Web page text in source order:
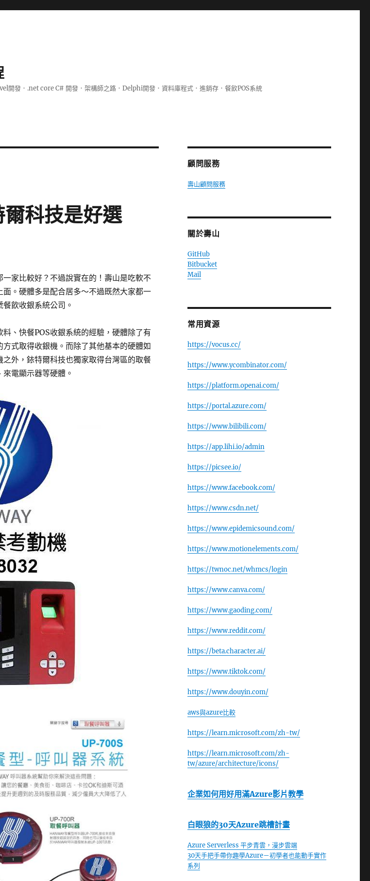
發．.net core C# 開發．架構師之路．Delphi開發．資料庫程式．進銷存．餐飲POS系統
科技是好選
家比較好？不過說實在的！壽山是吃軟不
。硬體多是配合居多～不過既然大家都一
飲收銀系統公司。
、快餐POS收銀系統的經驗，硬體除了有
式取得收銀機。而除了其他基本的硬體如
外，銥特爾科技也獨家取得台灣區的取餐
電顯示器等硬體。
顧問服務
壽山顧問服務
關於壽山
GitHub
Bitbucket
Mail
常用資源
https://vocus.cc/
https://www.ycombinator.com/
https://platform.openai.com/
https://portal.azure.com/
https://www.bilibili.com/
https://app.lihi.io/admin
https://picsee.io/
https://www.facebook.com/
https://www.csdn.net/
https://www.epidemicsound.com/
https://www.motionelements.com/
https://twnoc.net/whmcs/login
https://www.canva.com/
https://www.gaoding.com/
https://www.reddit.com/
https://beta.character.ai/
https://www.tiktok.com/
https://www.douyin.com/
aws與azure比較
https://learn.microsoft.com/zh-tw/
https://learn.microsoft.com/zh-
tw/azure/architecture/icons/
企業如何用好用滿Azure影片教學
白眼狼的30天Azure跳槽計畫
Azure Serverless 平步青雲，漫步雲端
30天手把手帶你趣學Azure－初學者也能動手實作
系列